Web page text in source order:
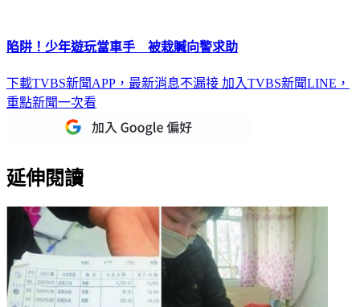
陷阱！少年遊玩當車手 被栽贓向警求助
下載TVBS新聞APP，最新消息不漏接 加入TVBS新聞LINE，
重點新聞一次看
延伸閱讀